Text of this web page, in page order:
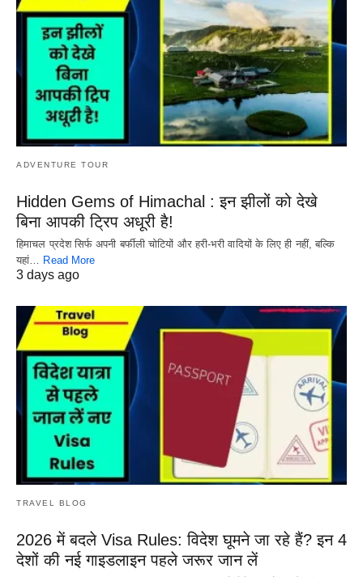
ADVENTURE TOUR
Hidden Gems of Himachal : इन झीलों को देखे
बिना आपकी ट्रिप अधूरी है!
हिमाचल प्रदेश सिर्फ अपनी बर्फीली चोटियों और हरी-भरी वादियों के लिए ही नहीं, बल्कि
यहां…
Read More
3 days ago
TRAVEL BLOG
2026 में बदले Visa Rules: विदेश घूमने जा रहे हैं? इन 4
देशों की नई गाइडलाइन पहले जरूर जान लें